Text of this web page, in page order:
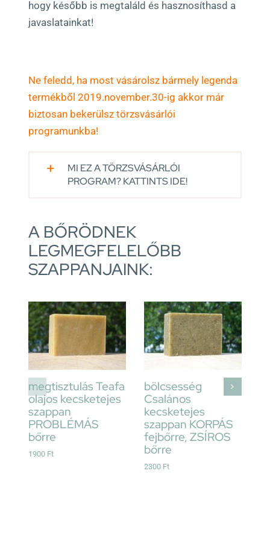
hogy később is megtaláld és hasznosíthasd a
javaslatainkat!
Ne feledd, ha most vásárolsz bármely legenda
termékből 2019.november.30-ig akkor már
biztosan bekerülsz törzsvásárlói
programunkba!
MI EZ A TÖRZSVÁSÁRLÓI
PROGRAM? KATTINTS IDE!
A BŐRÖDNEK
LEGMEGFELELŐBB
SZAPPANJAINK:
megtisztulás Teafa
olajos kecsketejes
szappan
PROBLÉMÁS
bőrre
1900 Ft
Kosárba
Részletek
bölcsesség
Csalános
kecsketejes
szappan KORPÁS
fejbőrre, ZSÍROS
bőrre
2300 Ft
Kosárba
Részletek